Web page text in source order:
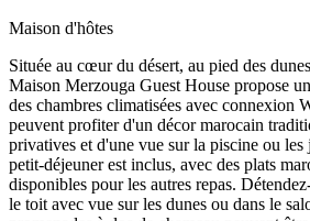
Maison d'hôtes
Située au cœur du désert, au pied des
Maison Merzouga Guest House propose
des chambres climatisées avec connexion
peuvent profiter d'un décor marocain
privatives et d'une vue sur la piscine ou
petit-déjeuner est inclus, avec des plats
disponibles pour les autres repas.
le toit avec vue sur les dunes ou dans le